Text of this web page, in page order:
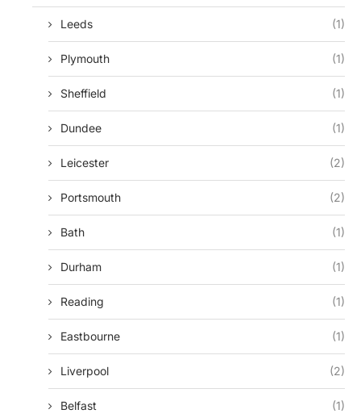
Leeds (1)
Plymouth (1)
Sheffield (1)
Dundee (1)
Leicester (2)
Portsmouth (2)
Bath (1)
Durham (1)
Reading (1)
Eastbourne (1)
Liverpool (2)
Belfast (1)